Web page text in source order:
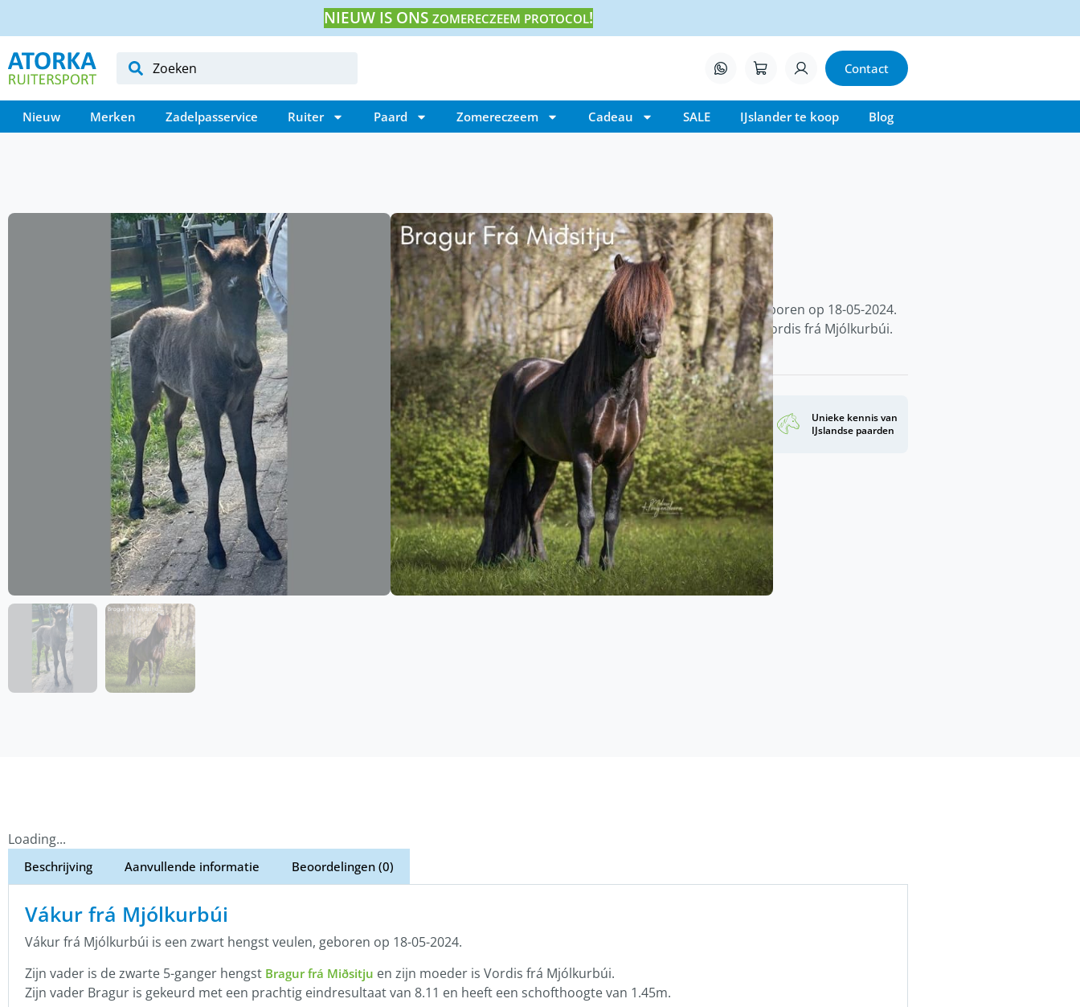
NIEUW IS ONS ZOMERECZEEM PROTOCOL!
Contact
Nieuw Merken Zadelpasservice Ruiter Paard Zomereczeem Cadeau SALE IJslander te koop Blog
Home/ Vákur frá Mjólkurbúi
Vákur frá Mjólkurbúi
Vákur frá Mjólkurbúi is een zwart hengst veulen geboren op 18-05-2024.
Zijn vader is Bragur frá Miðsitju en zijn moeder is Vordis frá Mjólkurbúi.
Grootste collectie
Jodphur broeken
Gratis verzending
in Nederland
vanaf € 59,-*.
Unieke kennis van
IJslandse paarden
Loading...
Beschrijving Aanvullende informatie Beoordelingen (0)
Vákur frá Mjólkurbúi
Vákur frá Mjólkurbúi is een zwart hengst veulen, geboren op 18-05-2024.
Zijn vader is de zwarte 5-ganger hengst Bragur frá Miðsitju en zijn moeder is Vordis frá Mjólkurbúi.
Zijn vader Bragur is gekeurd met een prachtig eindresultaat van 8.11 en heeft een schofthoogte van 1.45m.